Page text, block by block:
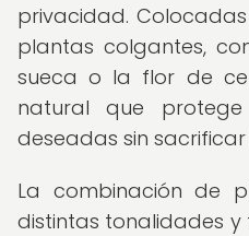
privacidad.
plantas colgantes,
sueca o la flor de
natural que
deseadas sin
La combinación de
distintas tonalidades